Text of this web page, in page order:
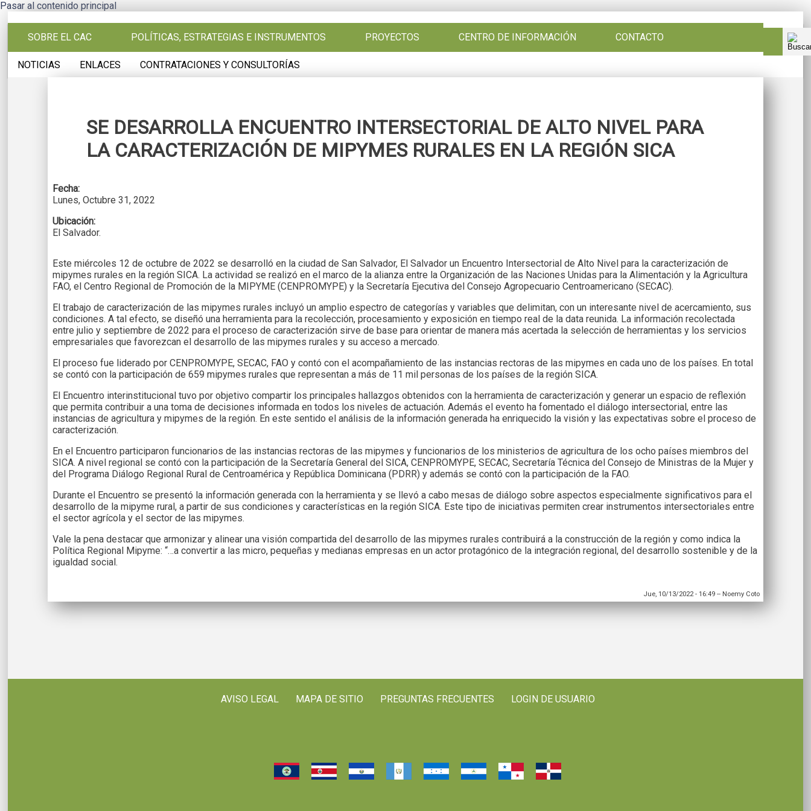
Pasar al contenido principal
SOBRE EL CAC POLÍTICAS, ESTRATEGIAS E INSTRUMENTOS PROYECTOS CENTRO DE INFORMACIÓN CONTACTO
NOTICIAS ENLACES CONTRATACIONES Y CONSULTORÍAS
SE DESARROLLA ENCUENTRO INTERSECTORIAL DE ALTO NIVEL PARA
LA CARACTERIZACIÓN DE MIPYMES RURALES EN LA REGIÓN SICA
Fecha:
Lunes, Octubre 31, 2022
Ubicación:
El Salvador.
Este miércoles 12 de octubre de 2022 se desarrolló en la ciudad de San Salvador, El Salvador un Encuentro Intersectorial de Alto Nivel para la caracterización de
mipymes rurales en la región SICA. La actividad se realizó en el marco de la alianza entre la Organización de las Naciones Unidas para la Alimentación y la Agricultura
FAO, el Centro Regional de Promoción de la MIPYME (CENPROMYPE) y la Secretaría Ejecutiva del Consejo Agropecuario Centroamericano (SECAC).
El trabajo de caracterización de las mipymes rurales incluyó un amplio espectro de categorías y variables que delimitan, con un interesante nivel de acercamiento, sus
condiciones. A tal efecto, se diseñó una herramienta para la recolección, procesamiento y exposición en tiempo real de la data reunida. La información recolectada
entre julio y septiembre de 2022 para el proceso de caracterización sirve de base para orientar de manera más acertada la selección de herramientas y los servicios
empresariales que favorezcan el desarrollo de las mipymes rurales y su acceso a mercado.
El proceso fue liderado por CENPROMYPE, SECAC, FAO y contó con el acompañamiento de las instancias rectoras de las mipymes en cada uno de los países. En total
se contó con la participación de 659 mipymes rurales que representan a más de 11 mil personas de los países de la región SICA.
El Encuentro interinstitucional tuvo por objetivo compartir los principales hallazgos obtenidos con la herramienta de caracterización y generar un espacio de reflexión
que permita contribuir a una toma de decisiones informada en todos los niveles de actuación. Además el evento ha fomentado el diálogo intersectorial, entre las
instancias de agricultura y mipymes de la región. En este sentido el análisis de la información generada ha enriquecido la visión y las expectativas sobre el proceso de
caracterización.
En el Encuentro participaron funcionarios de las instancias rectoras de las mipymes y funcionarios de los ministerios de agricultura de los ocho países miembros del
SICA. A nivel regional se contó con la participación de la Secretaría General del SICA, CENPROMYPE, SECAC, Secretaría Técnica del Consejo de Ministras de la Mujer y
del Programa Diálogo Regional Rural de Centroamérica y República Dominicana (PDRR) y además se contó con la participación de la FAO.
Durante el Encuentro se presentó la información generada con la herramienta y se llevó a cabo mesas de diálogo sobre aspectos especialmente significativos para el
desarrollo de la mipyme rural, a partir de sus condiciones y características en la región SICA. Este tipo de iniciativas permiten crear instrumentos intersectoriales entre
el sector agrícola y el sector de las mipymes.
Vale la pena destacar que armonizar y alinear una visión compartida del desarrollo de las mipymes rurales contribuirá a la construcción de la región y como indica la
Política Regional Mipyme: “…a convertir a las micro, pequeñas y medianas empresas en un actor protagónico de la integración regional, del desarrollo sostenible y de la
igualdad social.
Jue, 10/13/2022 - 16:49 -- Noemy Coto
AVISO LEGAL MAPA DE SITIO PREGUNTAS FRECUENTES LOGIN DE USUARIO